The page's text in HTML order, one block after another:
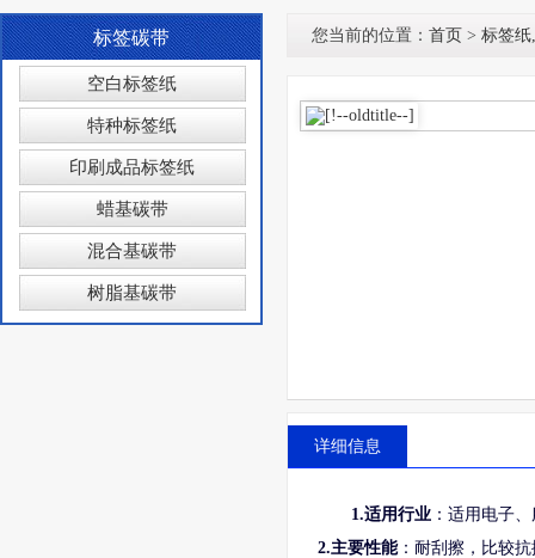
标签碳带
空白标签纸
特种标签纸
印刷成品标签纸
蜡基碳带
混合基碳带
树脂基碳带
您当前的位置： 首页 > 标签
详细信息
1.适用行业 ：适用电子
2.主要性能：耐刮擦，比较